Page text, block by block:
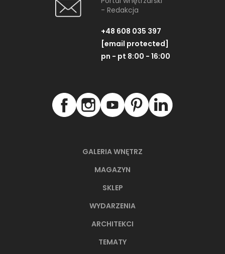
GALERIA WNĘTRZ
MAGAZYN
SKLEP
WYDARZENIA
ARCHITEKCI
TEMATY
- Redakcja
+48 608 035 397
[email protected]
pn - pt 8:00 - 16:00